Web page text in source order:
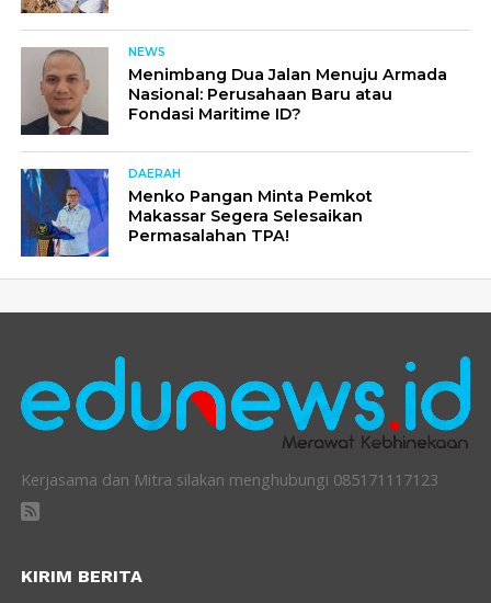
NEWS
Menimbang Dua Jalan Menuju Armada
Nasional: Perusahaan Baru atau
Fondasi Maritime ID?
DAERAH
Menko Pangan Minta Pemkot
Makassar Segera Selesaikan
Permasalahan TPA!
Kerjasama dan Mitra silakan menghubungi 085171117123
KIRIM BERITA